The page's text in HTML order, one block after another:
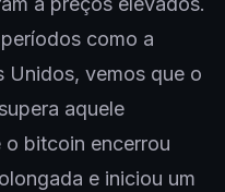
como a
Unidos, vemos que o
aquele
o bitcoin encerrou
e iniciou um